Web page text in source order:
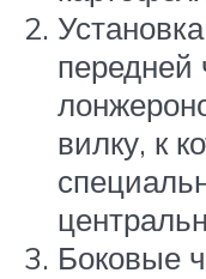
передней
вилку, к
Боковые